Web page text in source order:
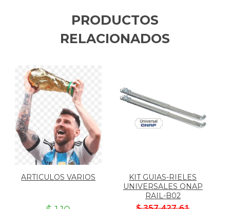
PRODUCTOS
RELACIONADOS
ARTICULOS VARIOS
KIT GUIAS-RIELES
UNIVERSALES QNAP
RAIL-B02